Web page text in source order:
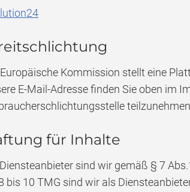
Kommission stellt eine
E-Mail-Adresse finden Sie oben im
für Inhalte
sind wir gemäß § 7
bis 10 TMG sind wir als